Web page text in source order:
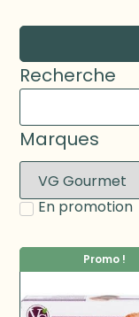
Recherche
Marques
En promotion
Promo !